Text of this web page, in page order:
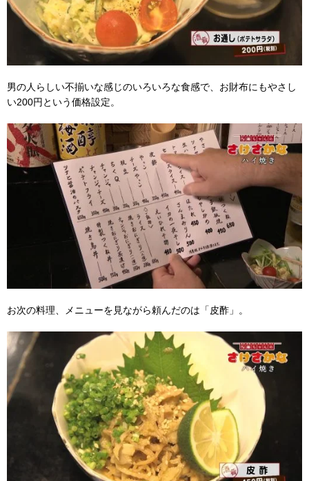
男の人らしい不揃いな感じのいろいろな食感で、お財布にもやさし
い200円という価格設定。
お次の料理、メニューを見ながら頼んだのは「皮酢」。